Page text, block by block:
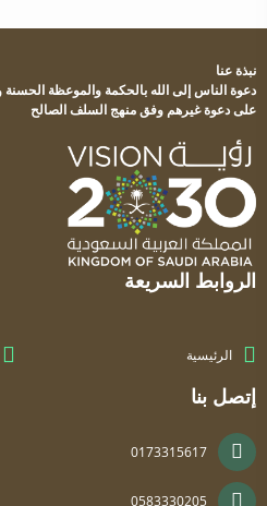
نبذة عنا
دعوة الناس إلى الله بالحكمة والموعظة الحسنة
على دعوة غيرهم وفق منهج السلف الصالح
الروابط السريعة
الرئيسية
إتصل بنا
0173315617
0583330205